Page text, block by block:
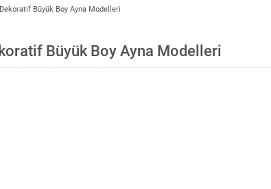
Büyük Boy Ayna Modelleri
Büyük Boy Ayna Modelleri